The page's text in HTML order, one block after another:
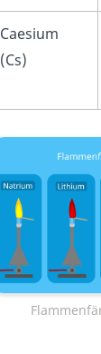
Caesium
(Cs)